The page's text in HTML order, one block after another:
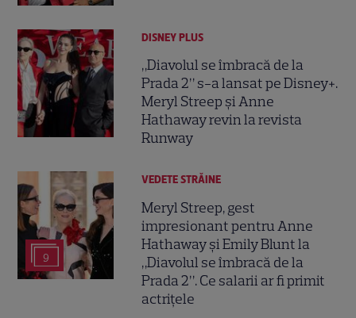
DISNEY PLUS
„Diavolul se îmbracă de la
Prada 2” s-a lansat pe Disney+.
Meryl Streep și Anne
Hathaway revin la revista
Runway
9
VEDETE STRĂINE
Meryl Streep, gest
impresionant pentru Anne
Hathaway și Emily Blunt la
„Diavolul se îmbracă de la
Prada 2”. Ce salarii ar fi primit
actrițele